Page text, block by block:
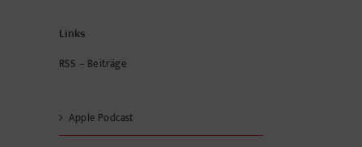
Links
RSS – Beiträge
Apple Podcast